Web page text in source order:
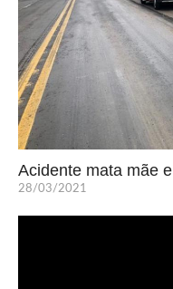
Acidente mata mãe
28/03/2021